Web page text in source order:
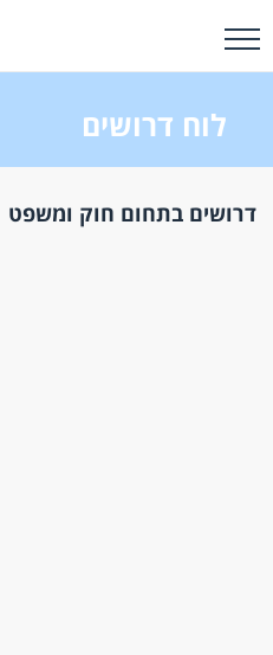
לוח דרושים
דרושים בתחום חוק ומשפט